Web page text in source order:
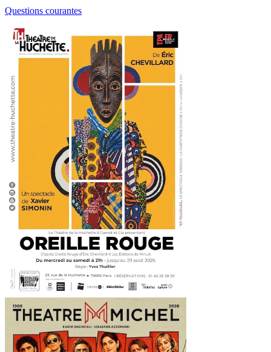
Questions courantes